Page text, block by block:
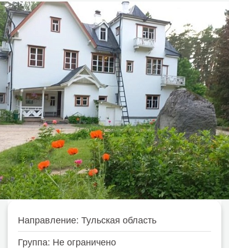
Направление: Тульская область
Группа: Не ограничено